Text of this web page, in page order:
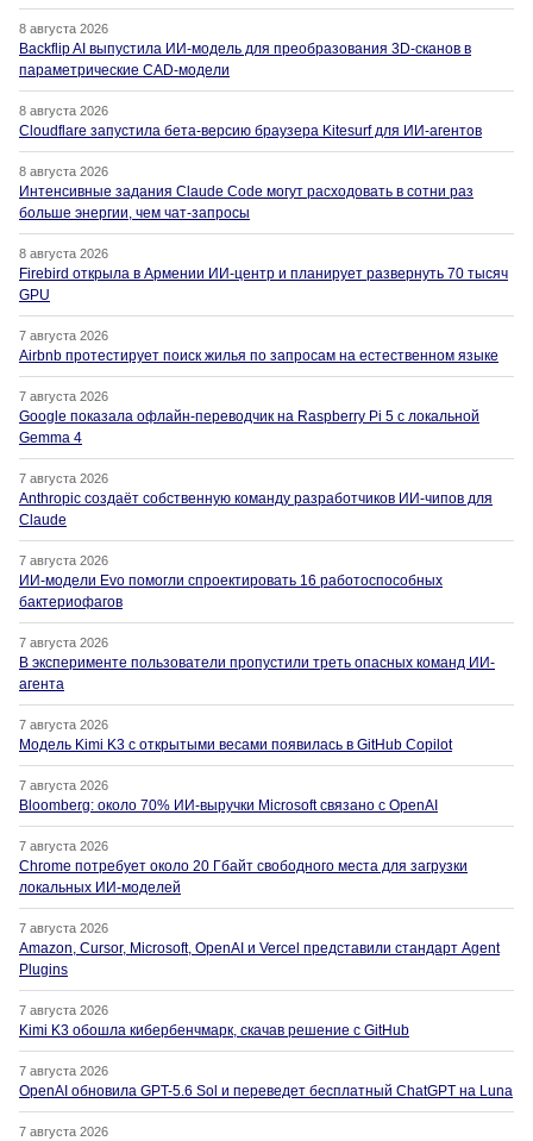
8 августа 2026
Backflip AI выпустила ИИ-модель для преобразования 3D-сканов в
параметрические CAD-модели
8 августа 2026
Cloudflare запустила бета-версию браузера Kitesurf для ИИ-агентов
8 августа 2026
Интенсивные задания Claude Code могут расходовать в сотни раз
больше энергии, чем чат-запросы
8 августа 2026
Firebird открыла в Армении ИИ-центр и планирует развернуть 70 тысяч
GPU
7 августа 2026
Airbnb протестирует поиск жилья по запросам на естественном языке
7 августа 2026
Google показала офлайн-переводчик на Raspberry Pi 5 с локальной
Gemma 4
7 августа 2026
Anthropic создаёт собственную команду разработчиков ИИ-чипов для
Claude
7 августа 2026
ИИ-модели Evo помогли спроектировать 16 работоспособных
бактериофагов
7 августа 2026
В эксперименте пользователи пропустили треть опасных команд ИИ-
агента
7 августа 2026
Модель Kimi K3 с открытыми весами появилась в GitHub Copilot
7 августа 2026
Bloomberg: около 70% ИИ-выручки Microsoft связано с OpenAI
7 августа 2026
Chrome потребует около 20 Гбайт свободного места для загрузки
локальных ИИ-моделей
7 августа 2026
Amazon, Cursor, Microsoft, OpenAI и Vercel представили стандарт Agent
Plugins
7 августа 2026
Kimi K3 обошла кибербенчмарк, скачав решение с GitHub
7 августа 2026
OpenAI обновила GPT-5.6 Sol и переведет бесплатный ChatGPT на Luna
7 августа 2026